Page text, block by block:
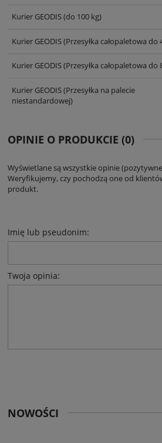
Kurier GEODIS(do 100 kg)
Kurier GEODIS(Przesyłka całopaletowa do
Kurier GEODIS(Przesyłka całopaletowa do
Kurier GEODIS(Przesyłka na palecie
niestandardowej)
OPINIE O PRODUKCIE (0)
Wyświetlane są wszystkie opinie
Weryfikujemy, czy pochodzą one od
produkt.
Imię lub pseudonim:
Twoja opinia:
NOWOŚCI